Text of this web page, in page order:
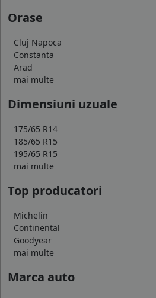
Orase
Cluj Napoca
Constanta
Arad
mai multe
Dimensiuni uzuale
175/65 R14
185/65 R15
195/65 R15
mai multe
Top producatori
Michelin
Continental
Goodyear
mai multe
Marca auto